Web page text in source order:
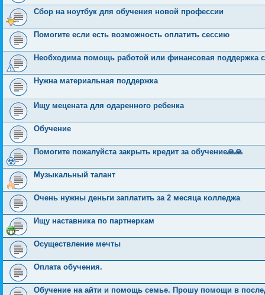
Сбор на ноутбук для обучения новой профессии
Помогите если есть возможность оплатить сессию
Необходима помощь работой или финансовая поддержка
Нужна материальная поддержка
Ищу мецената для одаренного ребенка
Обучение
Помогите пожалуйста закрыть кредит за обучение🙏🙏
Музыкальный талант
Очень нужны деньги заплатить за 2 месяца колледжа
Ищу наставника по партнеркам
Осуществление мечты
Оплата обучения.
Обучение на айти и помощь семье. Прошу помощи в